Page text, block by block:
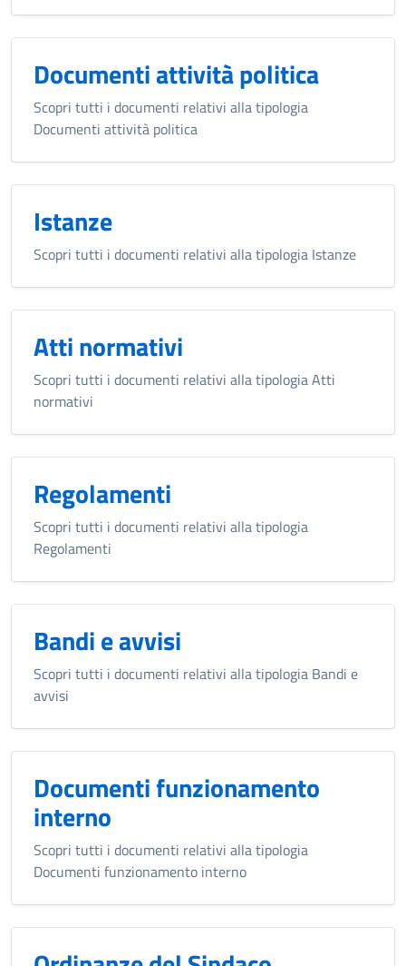
Documenti attività politica
Scopri tutti i documenti relativi alla tipologia
Documenti attività politica
Istanze
Scopri tutti i documenti relativi alla tipologia Istanze
Atti normativi
Scopri tutti i documenti relativi alla tipologia Atti
normativi
Regolamenti
Scopri tutti i documenti relativi alla tipologia
Regolamenti
Bandi e avvisi
Scopri tutti i documenti relativi alla tipologia Bandi e
avvisi
Documenti funzionamento
interno
Scopri tutti i documenti relativi alla tipologia
Documenti funzionamento interno